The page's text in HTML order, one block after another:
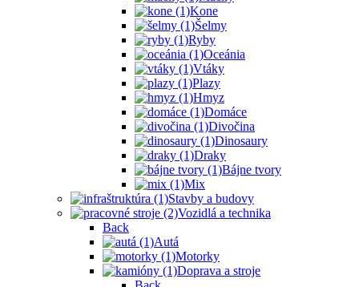
Kone
Šelmy
Ryby
Oceánia
Vtáky
Plazy
Hmyz
Domáce
Divočina
Dinosaury
Draky
Bájne tvory
Mix
Stavby a budovy
Vozidlá a technika
Back
Autá
Motorky
Doprava a stroje